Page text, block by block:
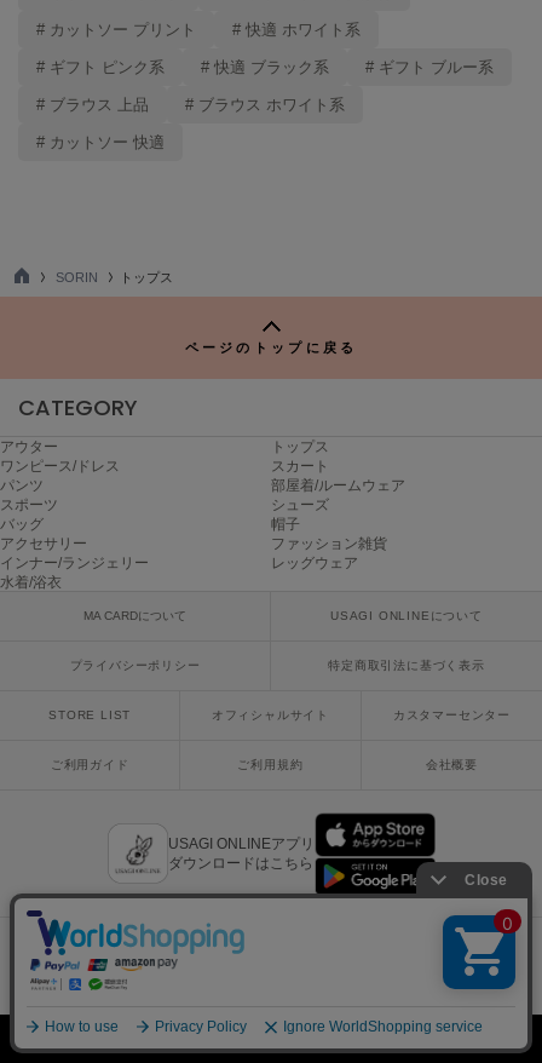
# カットソー プリント # 快適 ホワイト系
# ギフト ピンク系 # 快適 ブラック系 # ギフト ブルー系
# ブラウス 上品 # ブラウス ホワイト系
# カットソー 快適
TO
SORIN トップス
ページのトップに戻る
CATEGORY
アウター
トップス
ワンピース/ドレス
スカート
パンツ
部屋着/ルームウェア
スポーツ
シューズ
バッグ
帽子
アクセサリー
ファッション雑貨
インナー/ランジェリー
レッグウェア
水着/浴衣
MA CARDについて USAGI ONLINEについて
プライバシーポリシー 特定商取引法に基づく表示
STORE LIST オフィシャルサイト カスタマーセンター
ご利用ガイド ご利用規約 会社概要
USAGI ONLINEアプリ
ダウンロードはこちら
Copyright © 2018 Usagi Online Co.,Ltd. All Rights Reserved.